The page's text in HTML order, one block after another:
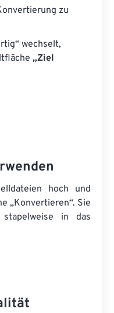
zu
wechselt,
„Ziel
hoch und
„Konvertieren“. Sie
in das